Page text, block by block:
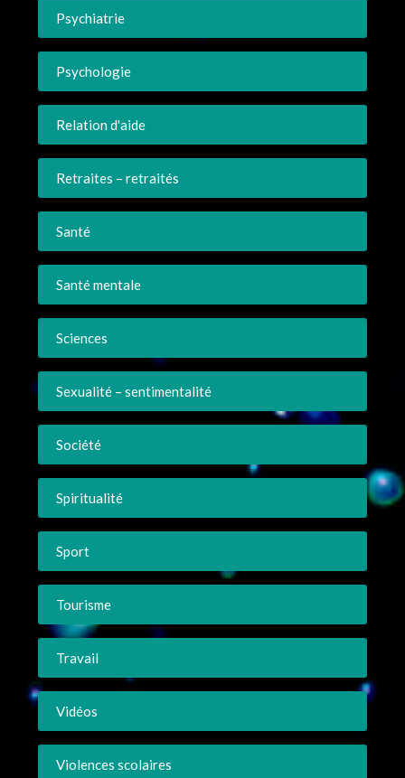
Psychiatrie
Psychologie
Relation d'aide
Retraites – retraités
Santé
Santé mentale
Sciences
Sexualité – sentimentalité
Société
Spiritualité
Sport
Tourisme
Travail
Vidéos
Violences scolaires